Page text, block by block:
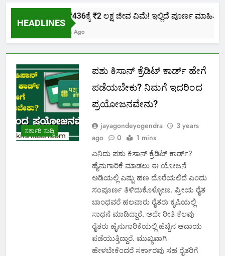
HEADLINES
ಕೇವಲ ₹436ಕ್ಕೆ ₹2 ಲಕ್ಷ ಜೀವ ವಿಮೆ! ಇಲ್ಲಿದೆ ಪೂರ್ಣ ಮಾಹಿತಿ.
2 Months Ago
ಸರ್ಕಾರಿ ಸುದ್ದಿ
ಪಶು ಕಿಸಾನ್ ಕ್ರೆಡಿಟ್ ಕಾರ್ಡ್ ಹೇಗೆ
ಪಡೆಯಬೇಕು? ನಿಮಗೆ ಇದರಿಂದ
ಪ್ರಯೋಜನವೇನು?
jayagondeyogendra
3 years
ago
0 1 mins
ಏನಿದು ಪಶು ಕಿಸಾನ್ ಕ್ರೆಡಿಟ್ ಕಾರ್ಡ್?
ಹೈನುಗಾರಿಕೆ ಮಾಡಲು ಈ ಯೋಜನೆ
ಅಡಿಯಲ್ಲಿ ಎಷ್ಟು ಹಣ ದೊರೆಯಲಿದೆ ಎಂದು
ಸಂಪೂರ್ಣ ತಿಳಿದುಕೊಳ್ಳೋಣ. ಪ್ರೀಯ ರೈತ
ಬಾಂಧವರೆ ಹಲವಾರು ರೈತರು ಕೃಷಿಯಲ್ಲಿ
ಸಾಧನೆ ಮಾಡಿದ್ದಾರೆ. ಅದೇ ರೀತಿ ಕೆಲವು
ರೈತರು ಹೈನುಗಾರಿಕೆಯಲ್ಲಿ ಹೆಚ್ಚಿನ ಆದಾಯ
ಪಡೆಯುತ್ತಿದ್ದಾರೆ. ಮುಖ್ಯವಾಗಿ
ಹೇಳಬೇಕೆಂದರೆ ಸರ್ಕಾರವು ಸಹ ರೈತರಿಗೆ